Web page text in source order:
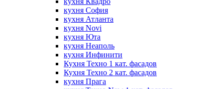
кухня София
кухня Атланта
кухня Novi
кухня Юта
кухня Неаполь
кухня Инфинити
Кухня Техно 1 кат. фасадов
Кухня Техно 2 кат. фасадов
кухня Прага